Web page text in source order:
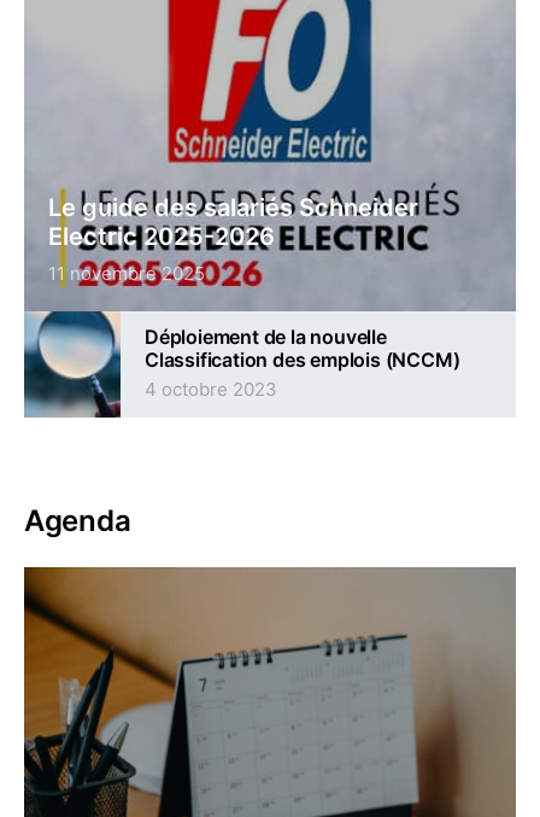
Le guide des salariés Schneider
Electric 2025-2026
11 novembre 2025
Déploiement de la nouvelle
Classification des emplois (NCCM)
4 octobre 2023
Agenda